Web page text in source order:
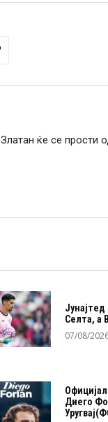
Златан ќе се прости
Селта, а
07/08/
Диего